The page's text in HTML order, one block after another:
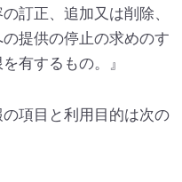
訂正、追加又は削除、
提供の停止の求めのす
有するもの。』
項目と利用目的は次の